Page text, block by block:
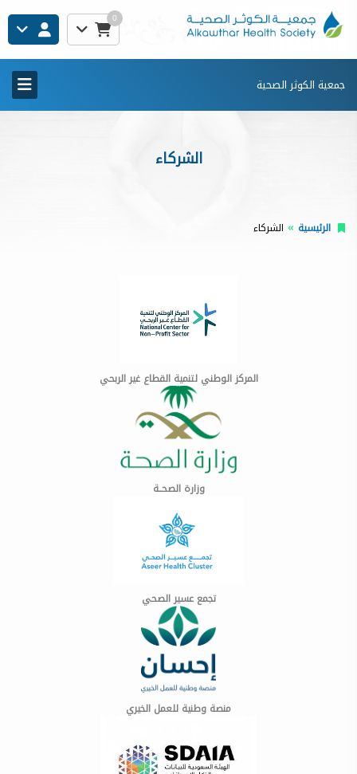
0
جمعية الكوثر الصحية
الشركاء
الرئيسية الشركاء
المركز الوطني لتنمية القطاع غير الربحي
وزارة الصحــة
تجمع عسير الصحي
منصة وطنية للعمل الخيري